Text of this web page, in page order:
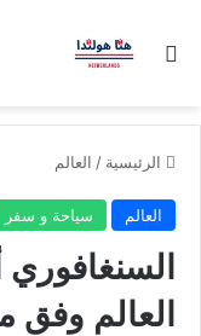
بحث عن
الرئيسية / العالم
العالم سياحة و سفر
العالم وفق